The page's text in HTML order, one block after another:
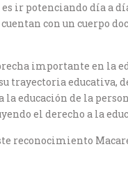
ir potenciando día a
con un cuerpo
importante en la
trayectoria educativa,
educación de la
el derecho a la
reconocimiento